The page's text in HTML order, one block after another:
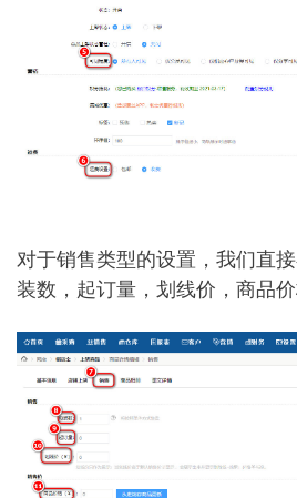
对于销售类型的设置，我们直
装数，起订量，划线价，商品价